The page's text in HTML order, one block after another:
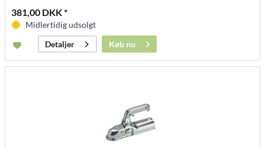
381,00 DKK *
Midlertidig udsolgt
Detaljer
Køb nu